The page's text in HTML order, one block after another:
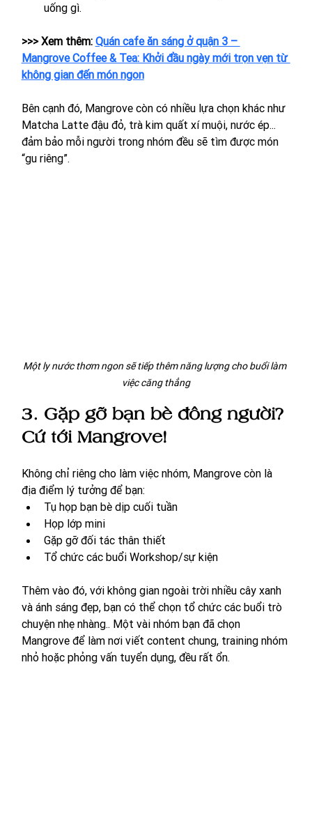
uống gì.
>>> Xem thêm: Quán cafe ăn sáng ở quận 3 –
Mangrove Coffee & Tea: Khởi đầu ngày mới trọn vẹn từ
không gian đến món ngon
Bên cạnh đó, Mangrove còn có nhiều lựa chọn khác như
Matcha Latte đậu đỏ, trà kim quất xí muội, nước ép...
đảm bảo mỗi người trong nhóm đều sẽ tìm được món
“gu riêng”.
Một ly nước thơm ngon sẽ tiếp thêm năng lượng cho buổi làm
việc căng thẳng
3. Gặp gỡ bạn bè đông người?
Cứ tới Mangrove!
Không chỉ riêng cho làm việc nhóm, Mangrove còn là
địa điểm lý tưởng để bạn:
Tụ họp bạn bè dịp cuối tuần
Họp lớp mini
Gặp gỡ đối tác thân thiết
Tổ chức các buổi Workshop/sự kiện
Thêm vào đó, với không gian ngoài trời nhiều cây xanh
và ánh sáng đẹp, bạn có thể chọn tổ chức các buổi trò
chuyện nhẹ nhàng.. Một vài nhóm bạn đã chọn
Mangrove để làm nơi viết content chung, training nhóm
nhỏ hoặc phỏng vấn tuyển dụng, đều rất ổn.